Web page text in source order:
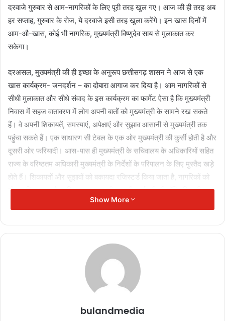
दरवाजे गुरुवार से आम-नागरिकों के लिए पूरी तरह खुल गए। आज की ही तरह अब
हर सप्ताह, गुरुवार के रोज, ये दरवाजे इसी तरह खुला करेंगे। इन खास दिनों में
आम-औ-खास, कोई भी नागरिक, मुख्यमंत्री विष्णुदेव साय से मुलाकात कर
सकेगा।
दरअसल, मुख्यमंत्री की ही इच्छा के अनुरूप छत्तीसगढ़ शासन ने आज से एक
खास कार्यक्रम- जनदर्शन – का दोबारा आगाज कर दिया है। आम नागरिकों से
सीधी मुलाकात और सीधे संवाद के इस कार्यक्रम का फार्मेट ऐसा है कि मुख्यमंत्री
निवास में सहज वातावरण में लोग अपनी बातों को मुख्यमंत्री के सामने रख सकते
हैं। वे अपनी शिकायतें, समस्याएं, अपेक्षाएं और सुझाव आसानी से मुख्यमंत्री तक
पहुंचा सकते हैं। एक साधारण सी टेबल के एक ओर मुख्यमंत्री की कुर्सी होती है और
दूसरी ओर फरियादी। आस-पास ही मुख्यमंत्री के सचिवालय के अधिकारियों सहित
राज्य के वरिष्ठतम अधिकारी मुख्यमंत्री के निर्देशों के परिपालन के लिए मुस्तैद खड़े
होते हैं। शिकायतों और सुझावों को बकायदा रजिस्टर्ड किया जाता है, नागरिकों को
टोकन दिया जाता है, ताकि शासन द्वारा की जा रही कार्यवाही की मॉनिटरिंग की जा
सके और आवेदक भी समय-समय पर प्रगति की जानकारी प्राप्त कर सके। इसके
पत्रकार उत्पीड़न के खिलाफ प्रदेशभर में विरोध,
मुख्यमंत्री के नाम ज्ञापन सौंपे
November 11, 2025
Show More
bulandmedia